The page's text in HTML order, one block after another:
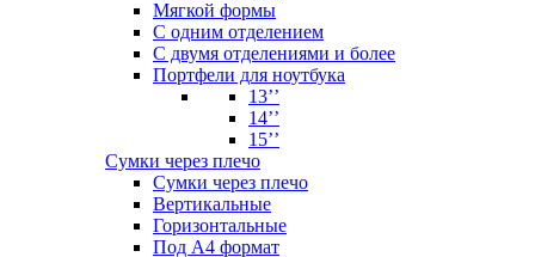
Мягкой формы
С одним отделением
С двумя отделениями и более
Портфели для ноутбука
13’’
14’’
15’’
Сумки через плечо
Сумки через плечо
Вертикальные
Горизонтальные
Под А4 формат